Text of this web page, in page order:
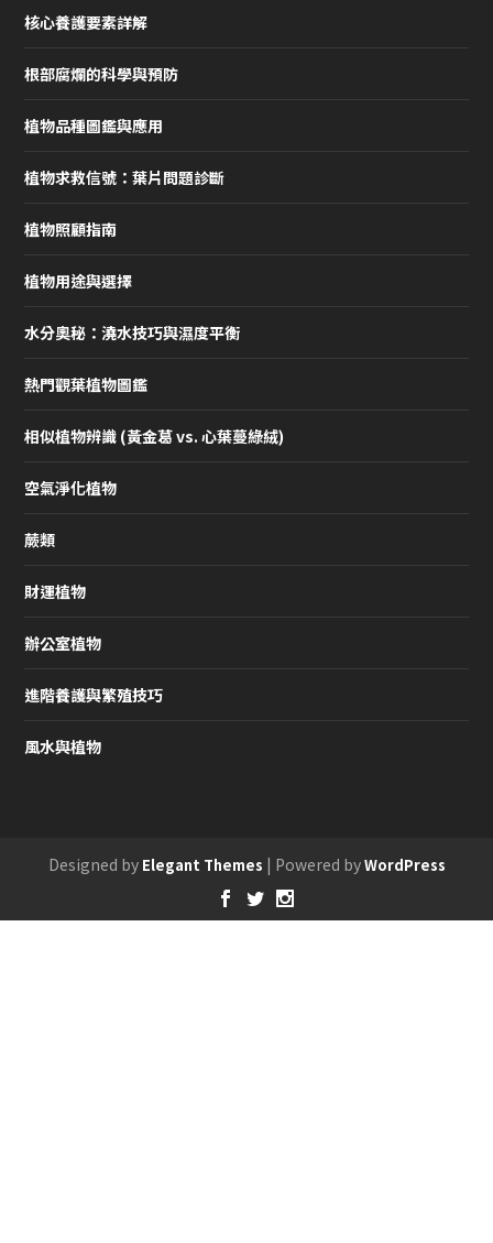
核心養護要素詳解
根部腐爛的科學與預防
植物品種圖鑑與應用
植物求救信號：葉片問題診斷
植物照顧指南
植物用途與選擇
水分奧秘：澆水技巧與濕度平衡
熱門觀葉植物圖鑑
相似植物辨識 (黃金葛 vs. 心葉蔓綠絨)
空氣淨化植物
蕨類
財運植物
辦公室植物
進階養護與繁殖技巧
風水與植物
Designed by Elegant Themes | Powered byWordPress